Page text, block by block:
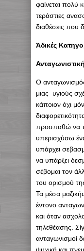
φαίνεται πολύ
τεράστιες
διαθέσεις που
Άδικές
Ο
μιας υγιούς
κάποιον όχι
προσπαθώ να
υπερισχύσω
υπάρχει
να υπάρξει
σέβομαι τον
του ορισμού
Τα μέσα
έντονο
και όταν
τηλεθέασης.
ανταγωνισμοί